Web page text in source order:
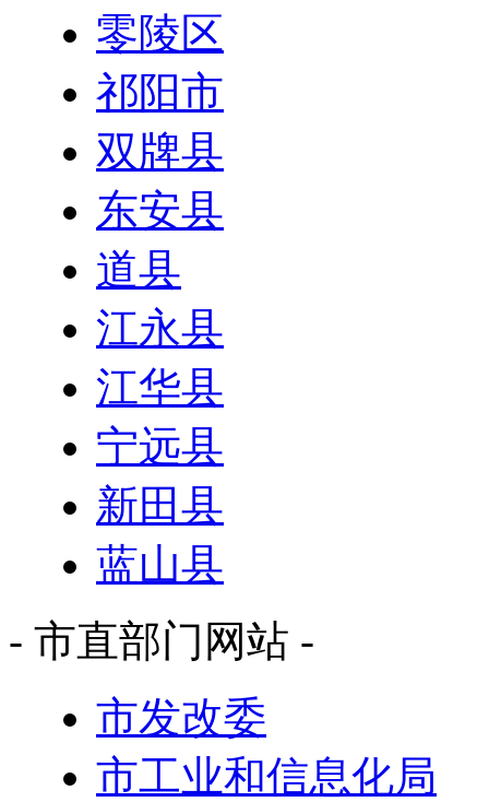
零陵区
祁阳市
双牌县
东安县
道县
江永县
江华县
宁远县
新田县
蓝山县
- 市直部门网站 -
市发改委
市工业和信息化局